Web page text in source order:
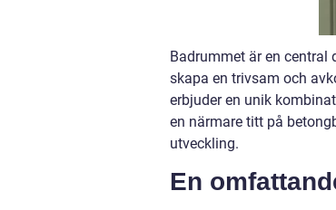
Badrummet är en
skapa en trivsam och
erbjuder en unik
en närmare titt på
utveckling.
En